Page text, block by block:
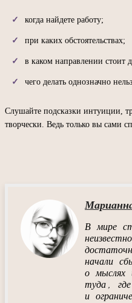
когда найдете работу;
при каких обстоятельствах;
в каком направлении стоит
чего делать однозначно
Слушайте подсказки интуиции,
творчески. Ведь только вы сами
В мире
начали
о мыслях
туда, где
и